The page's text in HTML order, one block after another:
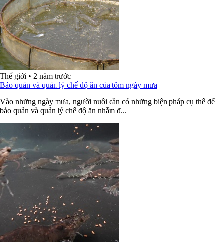
Thế giới • 2 năm trước
Bảo quản và quản lý chế độ ăn của tôm ngày mưa
Vào những ngày mưa, người nuôi cần có những biện pháp cụ thể để
bảo quản và quản lý chế độ ăn nhằm đ...